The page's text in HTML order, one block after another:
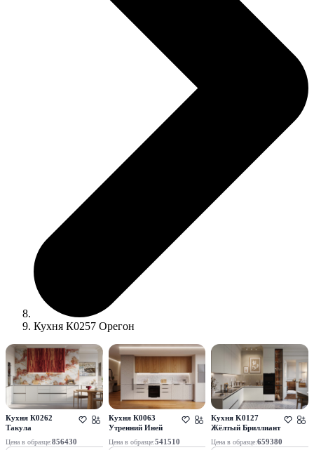
Кухня К0257 Орегон
Кухня К0262
Такула
Цена в образце:856430
Кухня К0063
Утренний Иней
Цена в образце:541510
Кухня K0127
Жёлтый Бриллиант
Цена в образце:659380